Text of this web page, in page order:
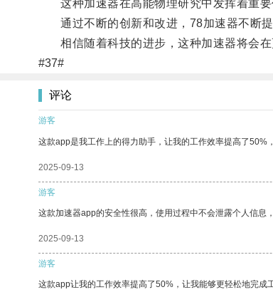
这种加速器在高能物理研究中发挥着重要
通过不断的创新和改进，78加速器不断提
相信随着科技的进步，这种加速器将会在
#37#
评论
游客
这款app是我工作上的得力助手，让我的工作效率提高了50%
2025-09-13
游客
这款加速器app的安全性很高，使用过程中不会泄露个人信息
2025-09-13
游客
这款app让我的工作效率提高了50%，让我能够更轻松地完成